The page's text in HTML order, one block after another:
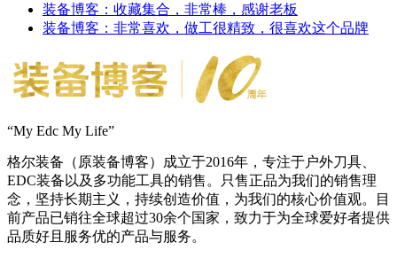
装备博客：收藏集合，非常棒，感谢老板
装备博客：非常喜欢，做工很精致，很喜欢这个品牌
“My Edc My Life”
格尔装备（原装备博客）成立于2016年，专注于户外刀具、
EDC装备以及多功能工具的销售。只售正品为我们的销售理
念，坚持长期主义，持续创造价值，为我们的核心价值观。目
前产品已销往全球超过30余个国家，致力于为全球爱好者提供
品质好且服务优的产品与服务。